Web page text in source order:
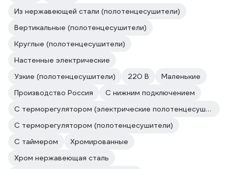
Из нержавеющей стали (полотенцесушители)
Вертикальные (полотенцесушители)
Круглые (полотенцесушители)
Настенные электрические
Узкие (полотенцесушители)
220 В
Маленькие
Производство Россия
С нижним подключением
С терморегулятором (электрические полотенцесушители)
С терморегулятором (полотенцесушители)
С таймером
Хромированные
Хром нержавеющая сталь